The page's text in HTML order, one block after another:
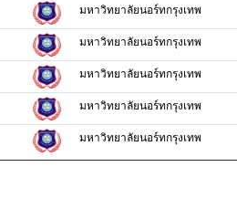
มหาวิทยาลัยนอร์ทกรุงเทพ
มหาวิทยาลัยนอร์ทกรุงเทพ
มหาวิทยาลัยนอร์ทกรุงเทพ
มหาวิทยาลัยนอร์ทกรุงเทพ
มหาวิทยาลัยนอร์ทกรุงเทพ